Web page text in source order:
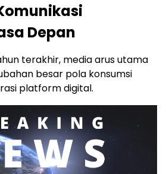
Depan
terakhir, media arus utama
besar pola konsumsi
platform digital.